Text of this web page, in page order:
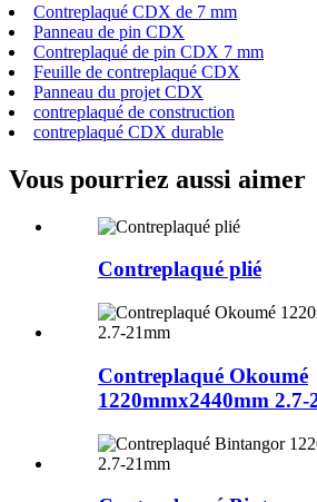
Contreplaqué CDX de 7 mm
Panneau de pin CDX
Contreplaqué de pin CDX 7 mm
Feuille de contreplaqué CDX
Panneau du projet CDX
contreplaqué de construction
contreplaqué CDX durable
Vous pourriez aussi aimer
Contreplaqué plié
Contreplaqué Okoumé
1220mmx2440mm 2.7-